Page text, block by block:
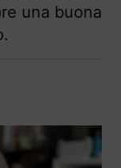
una buona